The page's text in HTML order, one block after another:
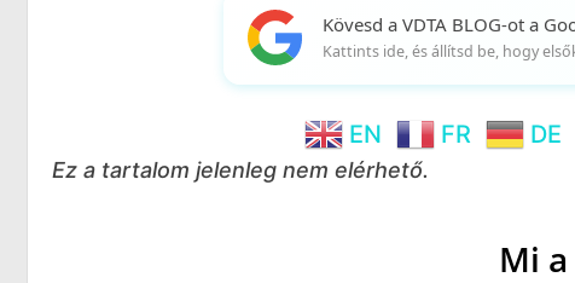
Kövesd a VDTA BLOG-ot a
Kattints ide, és állítsd be, hogy
EN FR DE
Ez a tartalom jelenleg nem elérhető.
Mi